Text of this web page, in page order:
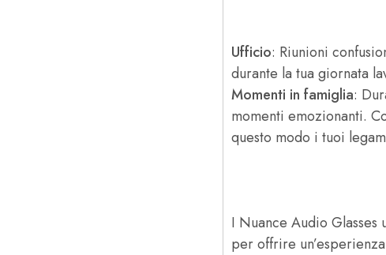
Ufficio: Riunioni
durante la tua giornata
Momenti in famiglia:
momenti emozionanti.
questo modo i tuoi
I Nuance Audio
per offrire